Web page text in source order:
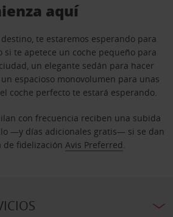
aquí
te estaremos esperando para
si te apetece un coche pequeño para
un elegante sedán para hacer
espacioso monovolumen para unas
coche perfecto te estará esperando.
con frecuencia reciben una subida
—y días adicionales gratis— si se dan
de fidelización Avis Preferred.